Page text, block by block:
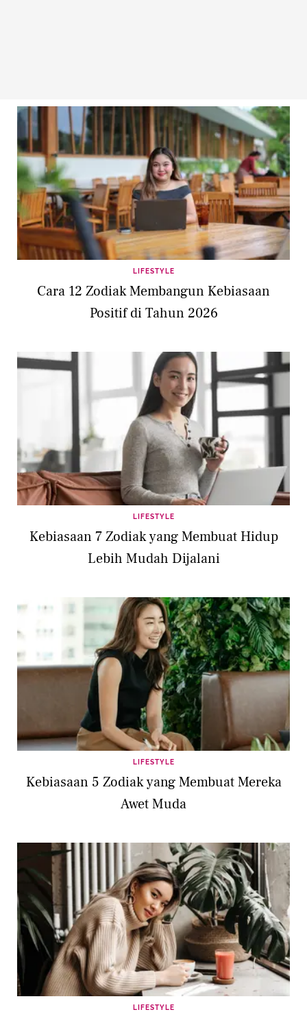
LIFESTYLE
Cara 12 Zodiak Membangun Kebiasaan
Positif di Tahun 2026
LIFESTYLE
Kebiasaan 7 Zodiak yang Membuat Hidup
Lebih Mudah Dijalani
LIFESTYLE
Kebiasaan 5 Zodiak yang Membuat Mereka
Awet Muda
LIFESTYLE